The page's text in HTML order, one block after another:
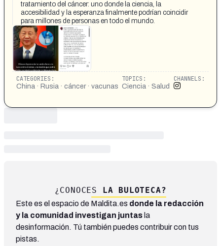
tratamiento del cáncer: uno donde la ciencia, la
accesibilidad y la esperanza finalmente podrían coincidir
para millones de personas en todo el mundo.
CATEGORIES:
China · Rusia · cáncer · vacunas
TOPICS:
Ciencia · Salud
CHANNELS:
¿CONOCES LA BULOTECA?
Este es el espacio de Maldita.es donde la redacción
y la comunidad investigan juntas la
desinformación. Tú también puedes contribuir con tus
pistas.